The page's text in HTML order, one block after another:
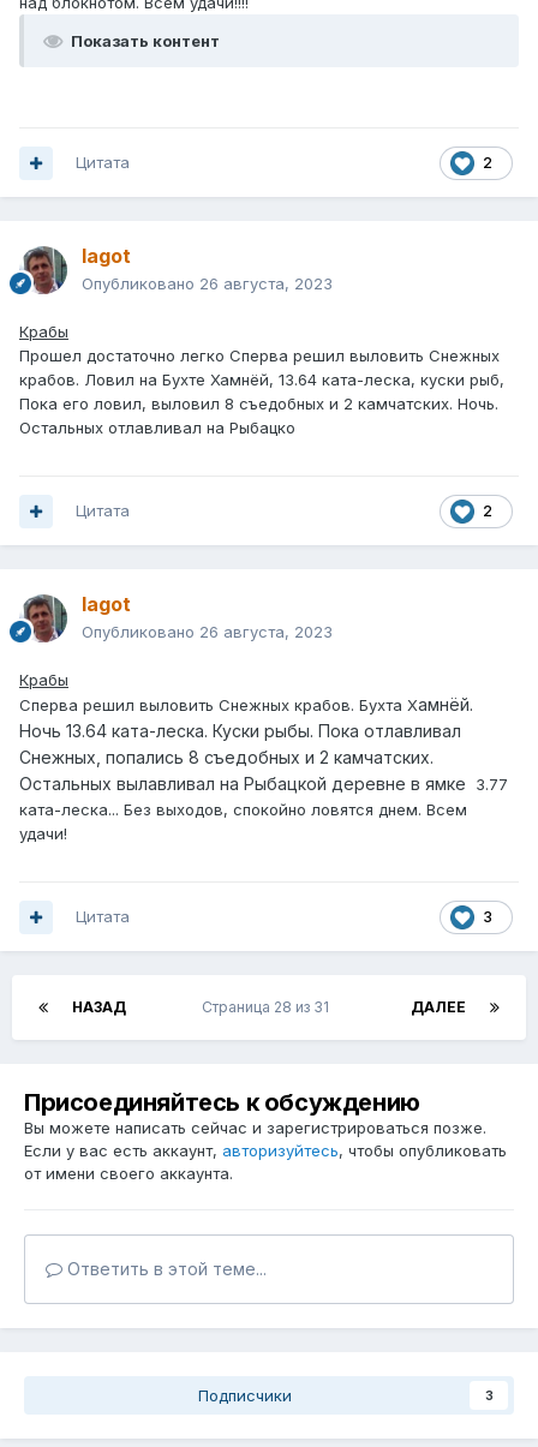
Показать контент
2
Цитата
lagot
Опубликовано 26 августа, 2023
Крабы
Прошел достаточно легко Сперва решил выловить Снежных
крабов. Ловил на Бухте Хамнёй, 13.64 ката-леска, куски рыб,
Пока его ловил, выловил 8 съедобных и 2 камчатских. Ночь.
Остальных отлавливал на Рыбацко
2
Цитата
lagot
Опубликовано 26 августа, 2023
Крабы
Сперва решил выловить Снежных крабов. Бухта Хамнёй.
Ночь 13.64 ката-леска. Куски рыбы. Пока отлавливал
Снежных, попались 8 съедобных и 2 камчатских.
Остальных вылавливал на Рыбацкой деревне в ямке
3.77
ката-леска... Без выходов, спокойно ловятся днем. Всем
удачи!
3
Цитата
НАЗАД ДАЛЕЕ
Страница 28 из 31
Присоединяйтесь к обсуждению
Вы можете написать сейчас и зарегистрироваться позже.
Если у вас есть аккаунт, авторизуйтесь, чтобы опубликовать
от имени своего аккаунта.
Ответить в этой теме...
Подписчики 3